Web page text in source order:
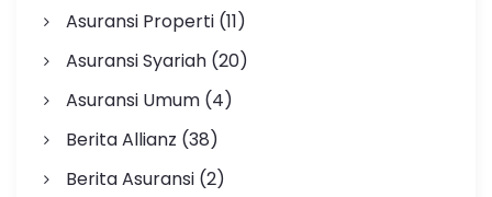
Asuransi Properti(11)
Asuransi Syariah(20)
Asuransi Umum(4)
Berita Allianz (38)
Berita Asuransi(2)